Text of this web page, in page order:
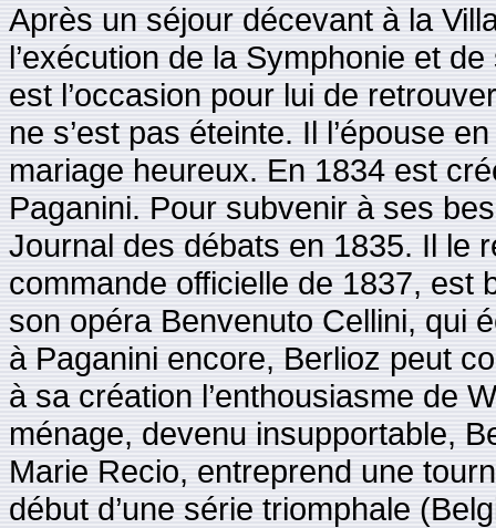
Après un séjour décevant à la
l’exécution de la Symphonie et
est l’occasion pour lui de
ne s’est pas éteinte. Il l’épouse
mariage heureux. En 1834 est
Paganini. Pour subvenir à ses
Journal des débats en 1835. Il le
commande officielle de 1837, est
son opéra Benvenuto Cellini, qui
à Paganini encore, Berlioz peut
à sa création l’enthousiasme de
ménage, devenu insupportable,
Marie Recio, entreprend une
début d’une série triomphale